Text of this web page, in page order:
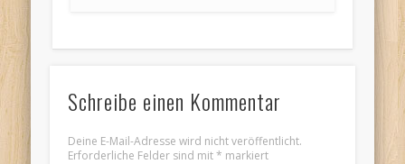
Schreibe einen Kommentar
Deine E-Mail-Adresse wird nicht veröffentlicht.
Erforderliche Felder sind mit* markiert